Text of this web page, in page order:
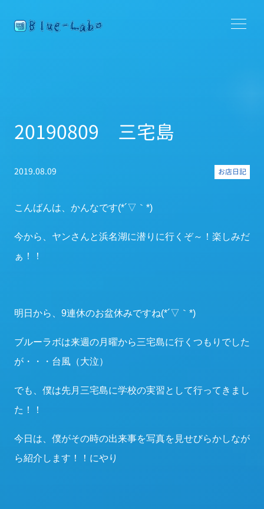
20190809 三宅島
2019.08.09 お店日記
こんばんは、かんなです(*´▽｀*)
今から、ヤンさんと浜名湖に潜りに行くぞ～！楽しみだ
ぁ！！
明日から、9連休のお盆休みですね(*´▽｀*)
ブルーラボは来週の月曜から三宅島に行くつもりでした
が・・・台風（大泣）
でも、僕は先月三宅島に学校の実習として行ってきまし
た！！
今日は、僕がその時の出来事を写真を見せびらかしなが
ら紹介します！！にやり